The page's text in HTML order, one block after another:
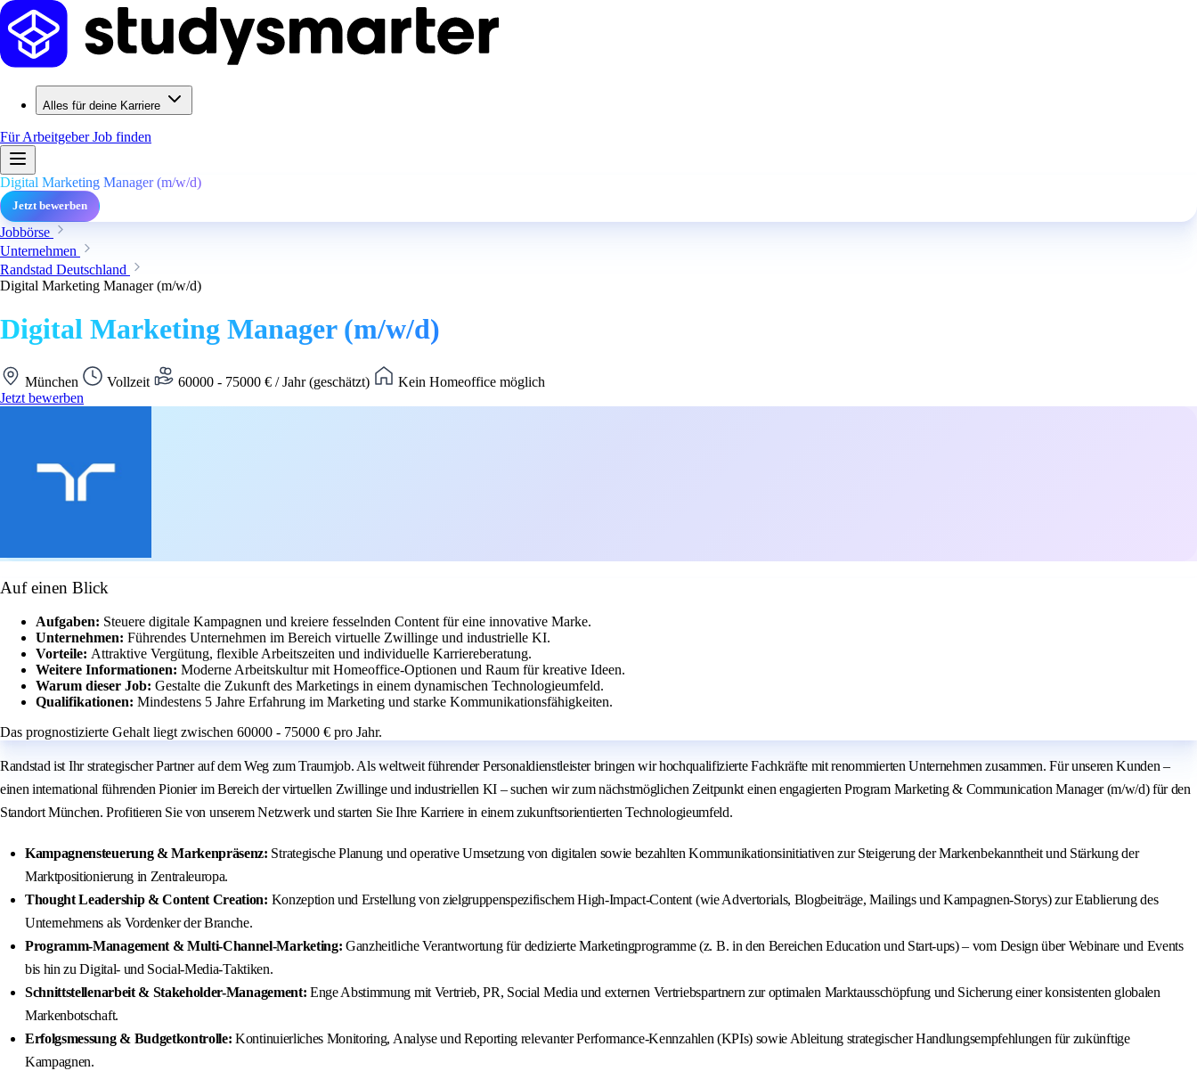
Alles für deine Karriere
Für ArbeitgeberJob finden
Digital Marketing Manager (m/w/d)
Jetzt bewerben
Jobbörse
Unternehmen
Randstad Deutschland
Digital Marketing Manager (m/w/d)
Digital Marketing Manager (m/w/d)
München Vollzeit 60000 - 75000 € / Jahr (geschätzt)
Kein Homeoffice möglich
Jetzt bewerben
Auf einen Blick
Aufgaben: Steuere digitale Kampagnen und kreiere fesselnden Content für eine innovative Marke.
Unternehmen: Führendes Unternehmen im Bereich virtuelle Zwillinge und industrielle KI.
Vorteile: Attraktive Vergütung, flexible Arbeitszeiten und individuelle Karriereberatung.
Weitere Informationen: Moderne Arbeitskultur mit Homeoffice-Optionen und Raum für kreative Ideen.
Warum dieser Job: Gestalte die Zukunft des Marketings in einem dynamischen Technologieumfeld.
Qualifikationen: Mindestens 5 Jahre Erfahrung im Marketing und starke Kommunikationsfähigkeiten.
Das prognostizierte Gehalt liegt zwischen 60000 - 75000 € pro Jahr.
Randstad ist Ihr strategischer Partner auf dem Weg zum Traumjob. Als weltweit führender Personaldienstleister bringen wir hochqualifizierte Fachkräfte mit renommierten Unternehmen zusammen. Für unseren Kunden –
einen international führenden Pionier im Bereich der virtuellen Zwillinge und industriellen KI – suchen wir zum nächstmöglichen Zeitpunkt einen engagierten Program Marketing & Communication Manager (m/w/d) für den
Standort München. Profitieren Sie von unserem Netzwerk und starten Sie Ihre Karriere in einem zukunftsorientierten Technologieumfeld.
Kampagnensteuerung & Markenpräsenz: Strategische Planung und operative Umsetzung von digitalen sowie bezahlten Kommunikationsinitiativen zur Steigerung der Markenbekanntheit und Stärkung der
Marktpositionierung in Zentraleuropa.
Thought Leadership & Content Creation: Konzeption und Erstellung von zielgruppenspezifischem High-Impact-Content (wie Advertorials, Blogbeiträge, Mailings und Kampagnen-Storys) zur Etablierung des
Unternehmens als Vordenker der Branche.
Programm-Management & Multi-Channel-Marketing: Ganzheitliche Verantwortung für dedizierte Marketingprogramme (z. B. in den Bereichen Education und Start-ups) – vom Design über Webinare und Events
bis hin zu Digital- und Social-Media-Taktiken.
Schnittstellenarbeit & Stakeholder-Management: Enge Abstimmung mit Vertrieb, PR, Social Media und externen Vertriebspartnern zur optimalen Marktausschöpfung und Sicherung einer konsistenten globalen
Markenbotschaft.
Erfolgsmessung & Budgetkontrolle: Kontinuierliches Monitoring, Analyse und Reporting relevanter Performance-Kennzahlen (KPIs) sowie Ableitung strategischer Handlungsempfehlungen für zukünftige
Kampagnen.